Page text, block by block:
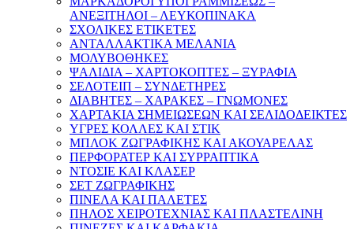
ΑΝΕΞΙΤΗΛΟΙ – ΛΕΥΚΟΠΙΝΑΚΑ
ΣΧΟΛΙΚΕΣ ΕΤΙΚΕΤΕΣ
ΑΝΤΑΛΛΑΚΤΙΚΑ ΜΕΛΑΝΙΑ
ΜΟΛΥΒΟΘΗΚΕΣ
ΨΑΛΙΔΙΑ – ΧΑΡΤΟΚΟΠΤΕΣ – ΞΥΡΑΦΙΑ
ΣΕΛΟΤΕΙΠ – ΣΥΝΔΕΤΗΡΕΣ
ΔΙΑΒΗΤΕΣ – ΧΑΡΑΚΕΣ – ΓΝΩΜΟΝΕΣ
ΧΑΡΤΑΚΙΑ ΣΗΜΕΙΩΣΕΩΝ ΚΑΙ ΣΕΛΙΔΟΔΕΙΚΤΕΣ
ΥΓΡΕΣ ΚΟΛΛΕΣ ΚΑΙ ΣΤΙΚ
ΜΠΛΟΚ ΖΩΓΡΑΦΙΚΗΣ ΚΑΙ ΑΚΟΥΑΡΕΛΑΣ
ΠΕΡΦΟΡΑΤΕΡ ΚΑΙ ΣΥΡΡΑΠΤΙΚΑ
ΝΤΟΣΙΕ ΚΑΙ ΚΛΑΣΕΡ
ΣΕΤ ΖΩΓΡΑΦΙΚΗΣ
ΠΙΝΕΛΑ ΚΑΙ ΠΑΛΕΤΕΣ
ΠΗΛΟΣ ΧΕΙΡΟΤΕΧΝΙΑΣ ΚΑΙ ΠΛΑΣΤΕΛΙΝΗ